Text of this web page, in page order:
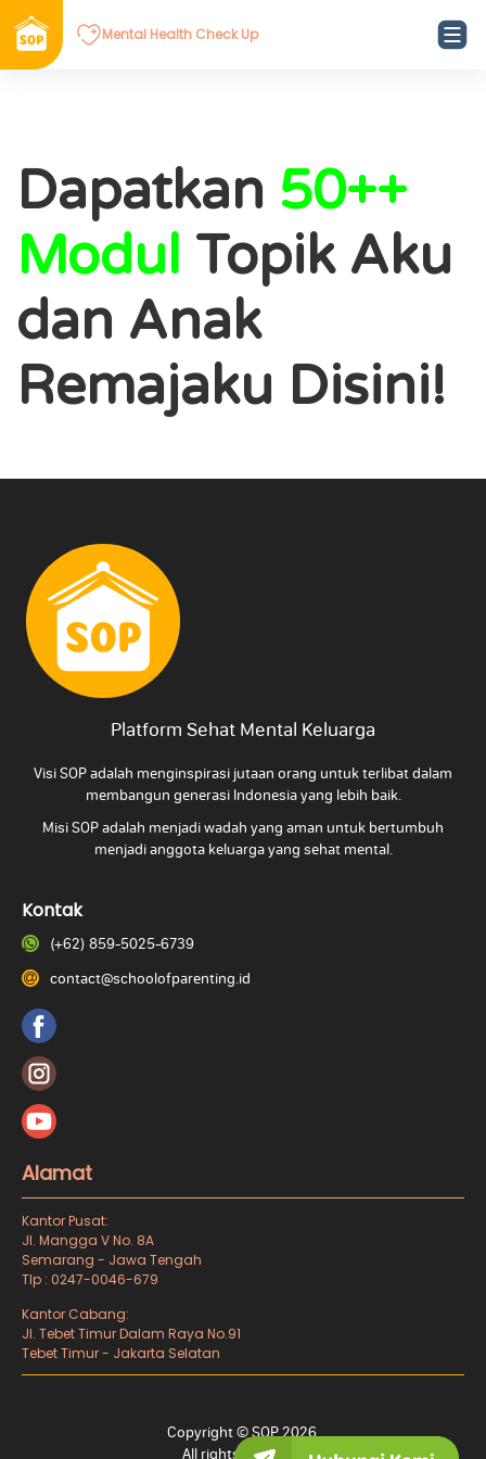
Mental Health Check Up
Dapatkan 50++
Modul Topik Aku
dan Anak
Remajaku Disini!
Platform Sehat Mental Keluarga
Visi SOP adalah menginspirasi jutaan orang untuk terlibat dalam
membangun generasi Indonesia yang lebih baik.
Misi SOP adalah menjadi wadah yang aman untuk bertumbuh
menjadi anggota keluarga yangsehat mental.
Kontak
(+62) 859-5025-6739
contact@schoolofparenting.id
Alamat
Kantor Pusat:
Jl. Mangga V No. 8A
Semarang - Jawa Tengah
Tlp : 0247-0046-679
Kantor Cabang:
Jl. Tebet Timur Dalam Raya No.91
Tebet Timur - Jakarta Selatan
Copyright © SOP 2026.